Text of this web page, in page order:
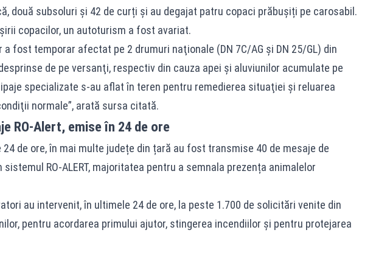
două subsoluri și 42 de curți și au degajat patru copaci prăbușiți pe carosabil.
copacilor, un autoturism a fost avariat.
a fost temporar afectat pe 2 drumuri naţionale (DN 7C/AG şi DN 25/GL) din
de pe versanţi, respectiv din cauza apei şi aluviunilor acumulate pe
specializate s-au aflat în teren pentru remedierea situaţiei şi reluarea
normale”, arată sursa citată.
RO-Alert, emise în 24 de ore
24 de ore, în mai multe județe din țară au fost transmise 40 de mesaje de
sistemul RO-ALERT, majoritatea pentru a semnala prezența animalelor
au intervenit, în ultimele 24 de ore, la peste 1.700 de solicitări venite din
pentru acordarea primului ajutor, stingerea incendiilor și pentru protejarea